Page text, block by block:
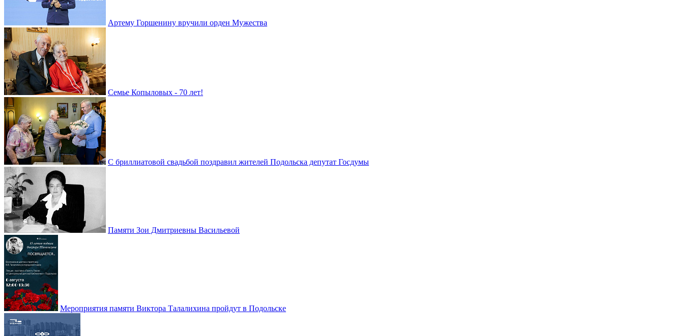
Артему Горшенину вручили орден Мужества
Семье Копыловых - 70 лет!
С бриллиатовой свадьбой поздравил жителей Подольска депутат Госдумы
Памяти Зои Дмитриевны Васильевой
Мероприятия памяти Виктора Талалихина пройдут в Подольске